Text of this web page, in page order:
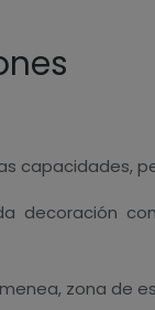
capacidades,
zona de